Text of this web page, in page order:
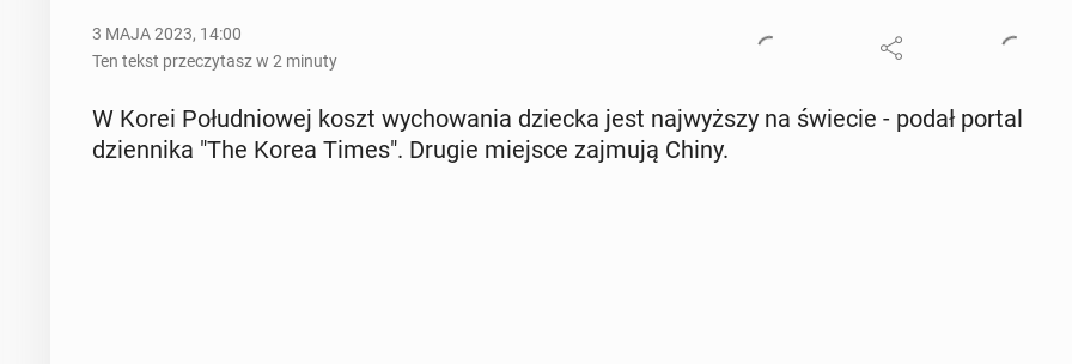
3 MAJA 2023, 14:00
Ten tekst przeczytasz w 2 minuty
W Korei Po­łu­dnio­wej koszt wy­cho­wa­nia dziecka jest naj­wyż­szy na świecie - podał portal
dzien­ni­ka "The Korea Times". Drugie miejsce zajmują Chiny.